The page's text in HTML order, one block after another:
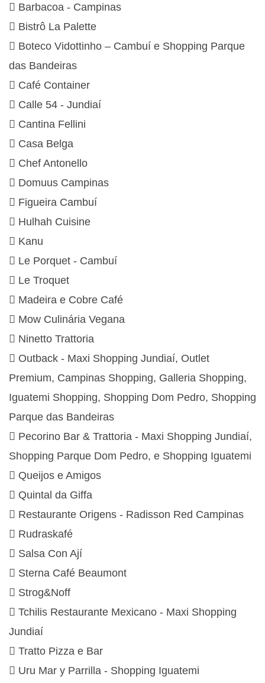
 Barbacoa - Campinas
 Bistrô La Palette
 Boteco Vidottinho – Cambuí e Shopping Parque
das Bandeiras
 Café Container
 Calle 54 - Jundiaí
 Cantina Fellini
 Casa Belga
 Chef Antonello
 Domuus Campinas
 Figueira Cambuí
 Hulhah Cuisine
 Kanu
 Le Porquet - Cambuí
 Le Troquet
 Madeira e Cobre Café
 Mow Culinária Vegana
 Ninetto Trattoria
 Outback - Maxi Shopping Jundiaí, Outlet
Premium, Campinas Shopping, Galleria Shopping,
Iguatemi Shopping, Shopping Dom Pedro, Shopping
Parque das Bandeiras
 Pecorino Bar & Trattoria - Maxi Shopping Jundiaí,
Shopping Parque Dom Pedro, e Shopping Iguatemi
 Queijos e Amigos
 Quintal da Giffa
 Restaurante Origens - Radisson Red Campinas
 Rudraskafé
 Salsa Con Ají
 Sterna Café Beaumont
 Strog&Noff
 Tchilis Restaurante Mexicano - Maxi Shopping
Jundiaí
 Tratto Pizza e Bar
 Uru Mar y Parrilla - Shopping Iguatemi